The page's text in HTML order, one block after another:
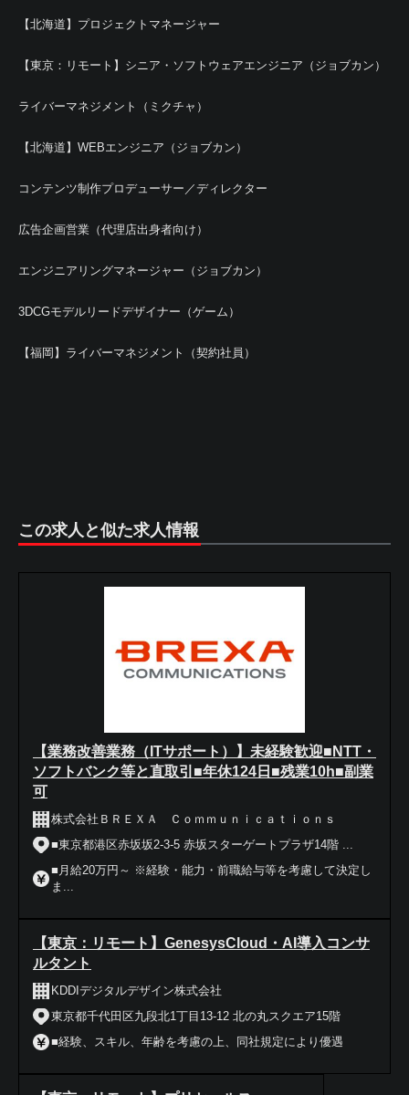
【北海道】プロジェクトマネージャー
【東京：リモート】シニア・ソフトウェアエンジニア（ジョブカン）
ライバーマネジメント（ミクチャ）
【北海道】WEBエンジニア（ジョブカン）
コンテンツ制作プロデューサー／ディレクター
広告企画営業（代理店出身者向け）
エンジニアリングマネージャー（ジョブカン）
3DCGモデルリードデザイナー（ゲーム）
【福岡】ライバーマネジメント（契約社員）
この求人と似た求人情報
【業務改善業務（ITサポート）】未経験歓迎■NTT・
ソフトバンク等と直取引■年休124日■残業10h■副業
可
株式会社ＢＲＥＸＡ Ｃｏｍｍｕｎｉｃａｔｉｏｎｓ
■東京都港区赤坂坂2-3-5 赤坂スターゲートプラザ14階 ...
■月給20万円～ ※経験・能力・前職給与等を考慮して決定し
ま...
【東京：リモート】GenesysCloud・AI導入コンサ
ルタント
KDDIデジタルデザイン株式会社
東京都千代田区九段北1丁目13-12 北の丸スクエア15階
■経験、スキル、年齢を考慮の上、同社規定により優遇